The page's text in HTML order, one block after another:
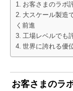
お客さまのラボ
大スケール製造
く前進
工場レベルでも
世界に誇れる優
お客さまのラ